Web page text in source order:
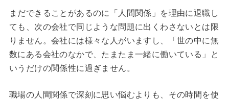
まだできることがあるのに「人間関係」を理由に退職し
ても、次の会社で同じような問題に出くわさないとは限
りません。会社には様々な人がいますし、「世の中に無
数にある会社のなかで、たまたま一緒に働いている」と
いうだけの関係性に過ぎません。
職場の人間関係で深刻に思い悩むよりも、その時間を使